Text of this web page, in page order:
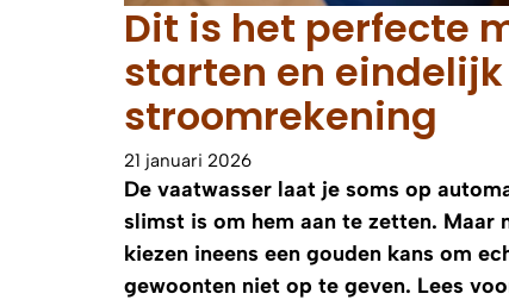
Dit is het perfecte
starten en
stroomrekening
21 januari 2026
De vaatwasser laat je soms op
slimst is om hem aan te zetten.
kiezen ineens een gouden kans om
gewoonten niet op te geven. Lees